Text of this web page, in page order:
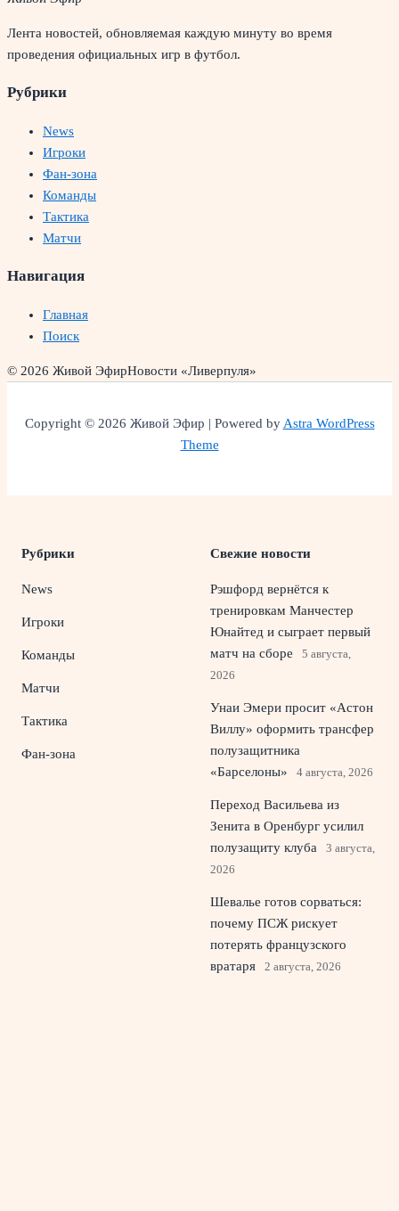
Лента новостей, обновляемая каждую минуту во время
проведения официальных игр в футбол.
Рубрики
News
Игроки
Фан-зона
Команды
Тактика
Матчи
Навигация
Главная
Поиск
© 2026 Живой ЭфирНовости «Ливерпуля»
Copyright © 2026 Живой Эфир | Powered byAstra WordPress
Theme
Рубрики
News
Игроки
Команды
Матчи
Тактика
Фан-зона
Свежие новости
Рэшфорд вернётся к
тренировкам Манчестер
Юнайтед и сыграет первый
матч на сборе
5 августа,
2026
Унаи Эмери просит «Астон
Виллу» оформить трансфер
полузащитника
«Барселоны»
4 августа, 2026
Переход Васильева из
Зенита в Оренбург усилил
полузащиту клуба
3 августа,
2026
Шевалье готов сорваться:
почему ПСЖ рискует
потерять французского
вратаря
2 августа, 2026